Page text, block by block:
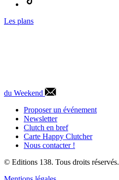
Les plans
du Weekend
Proposer un événement
Newsletter
Clutch en bref
Carte Happy Clutcher
Nous contacter !
© Editions 138. Tous droits réservés.